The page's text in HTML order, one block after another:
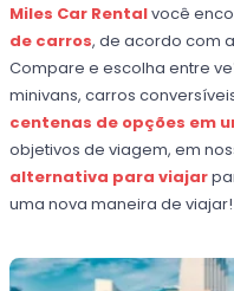
Miles Car Rentalvocê
de carros, de acordo com
Compare e escolha entre
minivans, carros
centenas de opções em
objetivos de viagem, em
alternativa para viajar
uma nova maneira de viajar!